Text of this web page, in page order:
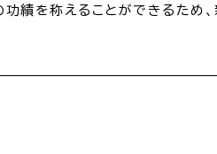
届出・手続・申請
功績を称えることができるため